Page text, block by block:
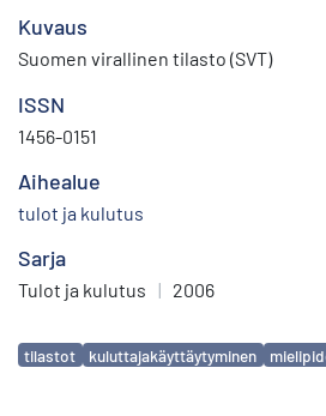
Kuvaus
Suomen virallinen tilasto (SVT)
ISSN
1456-0151
Aihealue
tulot ja kulutus
Sarja
Tulot ja kulutus | 2006
Avainsanat
tilastot kuluttajakäyttäytyminen